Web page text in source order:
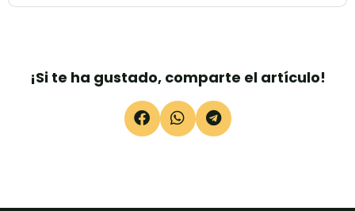
¡Si te ha gustado, comparte el artículo!